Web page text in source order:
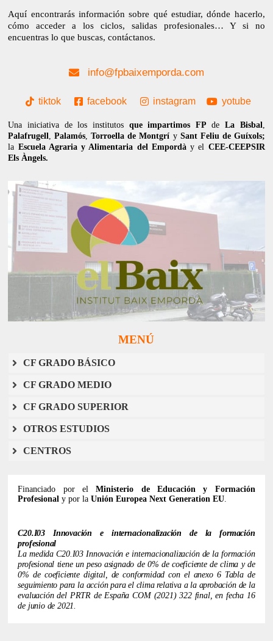
Aquí encontrarás información sobre qué estudiar, dónde hacerlo,
cómo acceder a los ciclos, salidas profesionales… Y si no
encuentras lo que buscas, contáctanos.
info@fpbaixemporda.com
tiktok facebook instagram yotube
Una iniciativa de los institutos que impartimos FP de La Bisbal
Palafrugell ,Palamós ,Torroella de Montgrí y Sant Feliu de Guíxols;
la Escuela Agraria y Alimentaria del Empordày el CEE-CEEPSIR
Els Àngels.
MENÚ
CF GRADO BÁSICO
CF GRADO MEDIO
CF GRADO SUPERIOR
OTROS ESTUDIOS
CENTROS
Financiado por elMinisterio de Educación y Formación
Profesional y por laUnión Europea Next Generation EU
C20.I03 Innovación e internacionalización de la formación
profesional
La medida C20.I03 Innovación e internacionalización de la formación
profesional tiene un peso asignado de 0% de coeficiente de clima y de
0% de coeficiente digital, de conformidad con el anexo 6 ​​Tabla de
seguimiento para la acción para el clima relativa a la aprobación de la
evaluación del PRTR de España COM (2021) 322 final, en fecha 16
de junio de 2021.